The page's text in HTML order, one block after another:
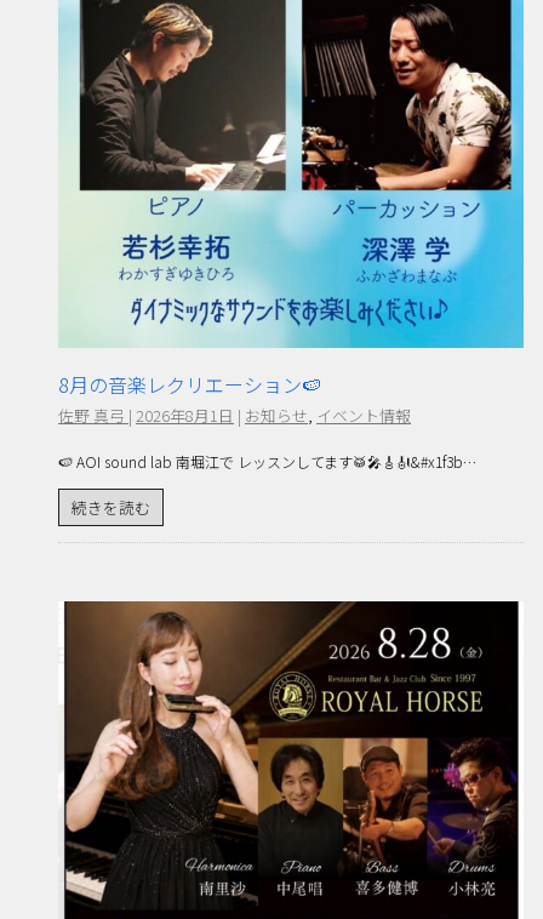
8月の音楽レクリエーション🍉
佐野 真弓 | 2026年8月1日 | お知らせ, イベント情報
🍉 AOI sound lab 南堀江で レッスンしてます🥁🎤🎸🎻&#x1f3b…
続きを読む